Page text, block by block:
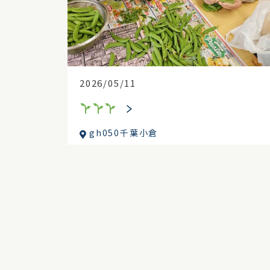
2026/05/11
gh050千葉小倉